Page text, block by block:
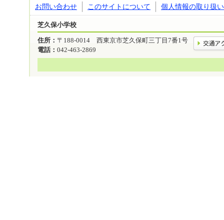
お問い合わせ このサイトについて 個人情報の取り扱い
芝久保小学校
住所： 〒188-0014 西東京市芝久保町三丁目7番1号
電話： 042-463-2869